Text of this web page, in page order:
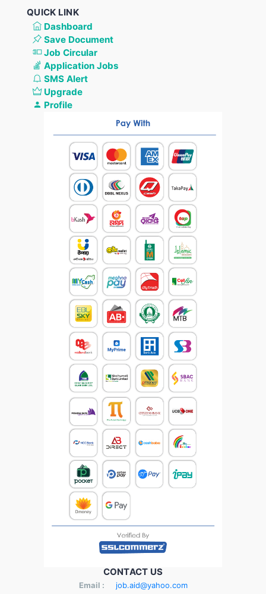
QUICK LINK
Dashboard
Save Document
Job Circular
Application Jobs
SMS Alert
Upgrade
Profile
CONTACT US
Email : job.aid@yahoo.com